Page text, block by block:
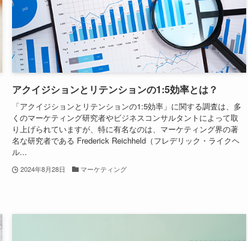
アクイジションとリテンションの1:5効率とは？
「アクイジションとリテンションの1:5効率」に関する調査は、多
くのマーケティング研究者やビジネスコンサルタントによって取
り上げられていますが、特に有名なのは、マーケティング界の著
名な研究者である Frederick Reichheld（フレデリック・ライクヘ
ル...
2024年8月28日 マーケティング